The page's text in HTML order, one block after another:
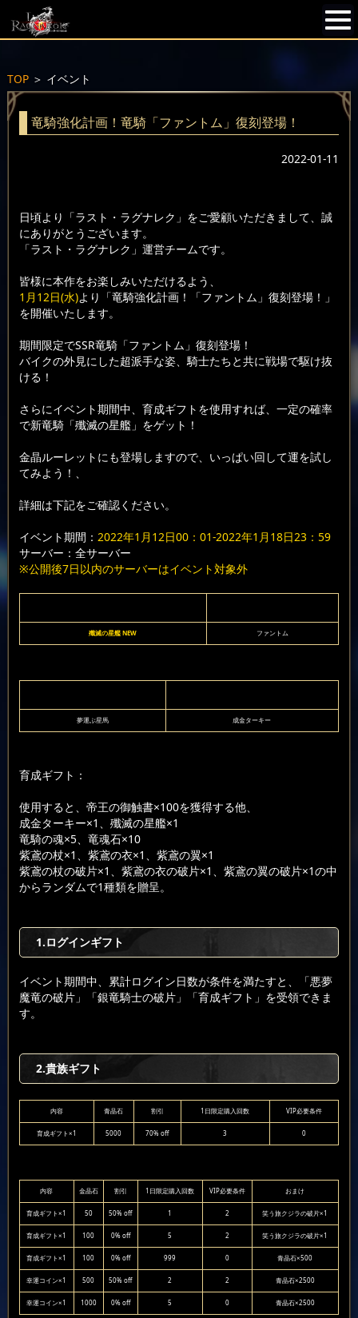
TOP＞ イベント
竜騎強化計画！竜騎「ファントム」復刻登場！
2022-01-11
日頃より「ラスト・ラグナレク」をご愛顧いただきまして、誠
にありがとうございます。
「ラスト・ラグナレク」運営チームです。
皆様に本作をお楽しみいただけるよう、
1月12日(水)より「竜騎強化計画！「ファントム」復刻登場！」
を開催いたします。
期間限定でSSR竜騎「ファントム」復刻登場！
バイクの外見にした超派手な姿、騎士たちと共に戦場で駆け抜
ける！
さらにイベント期間中、育成ギフトを使用すれば、一定の確率
で新竜騎「殲滅の星艦」をゲット！
金晶ルーレットにも登場しますので、いっぱい回して運を試し
てみよう！、
詳細は下記をご確認ください。
イベント期間： 2022年1月12日00：01-2022年1月18日23：59
サーバー：全サーバー
※公開後7日以内のサーバーはイベント対象外
殲滅の星艦 NEW ファントム
夢運ぶ星馬 成金ターキー
育成ギフト：
使用すると、帝王の御触書×100を獲得する他、
成金ターキー×1、殲滅の星艦×1
竜騎の魂×5、竜魂石×10
紫鳶の杖×1、紫鳶の衣×1、紫鳶の翼×1
紫鳶の杖の破片×1、紫鳶の衣の破片×1、紫鳶の翼の破片×1の中
からランダムで1種類を贈呈。
1.ログインギフト
イベント期間中、累計ログイン日数が条件を満たすと、「悪夢
魔竜の破片」「銀竜騎士の破片」「育成ギフト」を受領できま
す。
2.貴族ギフト
内容 青晶石 割引 1日限定購入回数 VIP必要条件
育成ギフト×1 5000 70% off 3 0
内容 金晶石 割引 1日限定購入回数 VIP必要条件 おまけ
育成ギフト×1 50 50% off 1 2 笑う旅クジラの破片×1
育成ギフト×1 100 0% off 5 2 笑う旅クジラの破片×1
育成ギフト×1 100 0% off 999 0 青晶石×500
幸運コイン×1 500 50% off 2 2 青晶石×2500
幸運コイン×1 1000 0% off 5 0 青晶石×2500